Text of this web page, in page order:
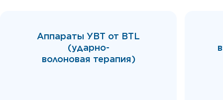
Аппараты УВТ от BTL
(ударно-
волоновая терапия)